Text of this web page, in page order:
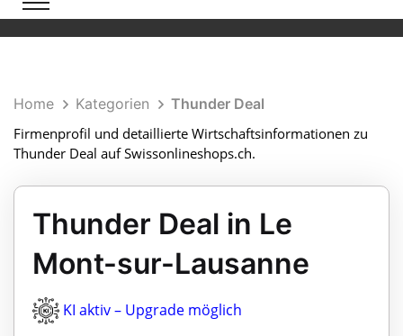
Home Kategorien
Thunder Deal
Firmenprofil und detaillierte Wirtschaftsinformationen zu
Thunder Deal auf Swissonlineshops.ch.
Thunder Deal in Le
Mont-sur-Lausanne
KI aktiv – Upgrade möglich